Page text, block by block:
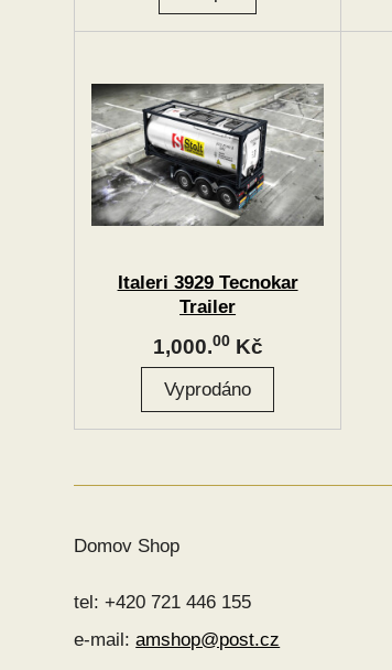
Italeri 3929 Tecnokar
Trailer
1,000.00Kč
Domov Shop
tel: +420 721 446 155
e-mail:amshop@post.cz